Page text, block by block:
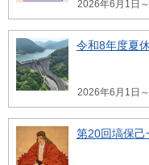
2026年6月1日
令和8年度夏
2026年6月1日
第20回塙保